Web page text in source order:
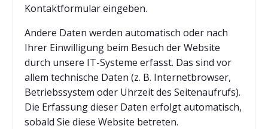
Kontaktformular eingeben.
Andere Daten werden automatisch oder nach
Ihrer Einwilligung beim Besuch der Website
durch unsere IT-Systeme erfasst. Das sind vor
allem technische Daten (z. B. Internetbrowser,
Betriebssystem oder Uhrzeit des Seitenaufrufs).
Die Erfassung dieser Daten erfolgt automatisch,
sobald Sie diese Website betreten.